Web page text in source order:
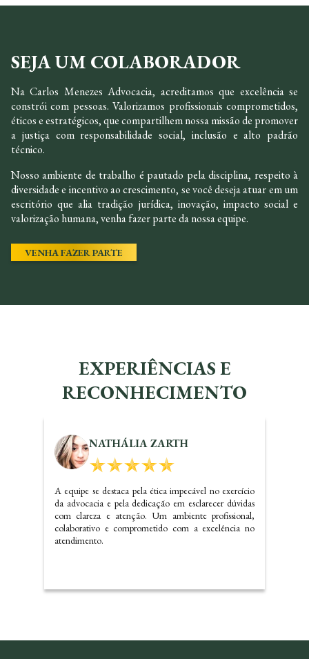
SEJA UM COLABORADOR
Na Carlos Menezes Advocacia, acreditamos que excelência se
constrói com pessoas. Valorizamos profissionais comprometidos,
éticos e estratégicos, que compartilhem nossa missão de promover
a justiça com responsabilidade social, inclusão e alto padrão
técnico.
Nosso ambiente de trabalho é pautado pela disciplina, respeito à
diversidade e incentivo ao crescimento, se você deseja atuar em um
escritório que alia tradição jurídica, inovação, impacto social e
valorização humana, venha fazer parte da nossa equipe.
VENHA FAZER PARTE
EXPERIÊNCIAS E
RECONHECIMENTO
KALINE SANTOS
Dr. Carlos realizou um ótimo trabalho referente a
questões imobiliárias, com certeza irei indicar o
escritório e precisando voltarei a contatar os serviços do
mesmo.